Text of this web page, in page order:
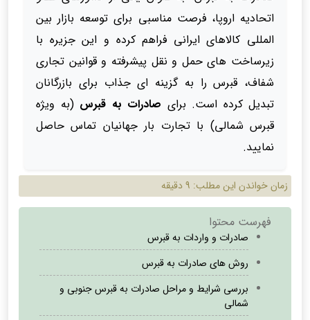
اتحادیه اروپا، فرصت مناسبی برای توسعه بازار بین
المللی کالاهای ایرانی فراهم کرده و این جزیره با
زیرساخت‌ های حمل‌ و نقل پیشرفته و قوانین تجاری
شفاف، قبرس را به گزینه ای جذاب برای بازرگانان
تبدیل کرده است. برای صادرات به قبرس (به ویژه
قبرس شمالی) با تجارت بار جهانیان تماس حاصل
نمایید.
زمان خواندن این مطلب: 9 دقیقه
فهرست محتوا
صادرات و واردات به قبرس
روش های صادرات به قبرس
بررسی شرایط و مراحل صادرات به قبرس جنوبی و
شمالی